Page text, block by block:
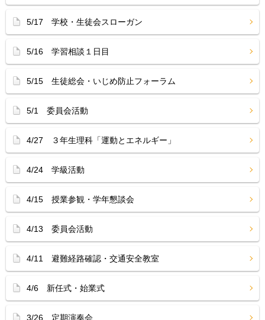
5/17 学校・生徒会スローガン
5/16 学習相談１日目
5/15 生徒総会・いじめ防止フォーラム
5/1 委員会活動
4/27 ３年生理科「運動とエネルギー」
4/24 学級活動
4/15 授業参観・学年懇談会
4/13 委員会活動
4/11 避難経路確認・交通安全教室
4/6 新任式・始業式
3/26 定期演奏会